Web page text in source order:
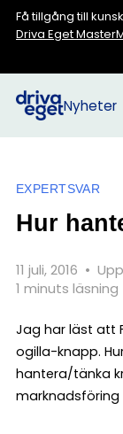
Få tillgång till
Driva Eget
Nyheter
EXPERTSVAR
Hur
11 juli, 2016 •
1 minuts läsning
Jag har läst att
ogilla-knapp.
hantera/tänka